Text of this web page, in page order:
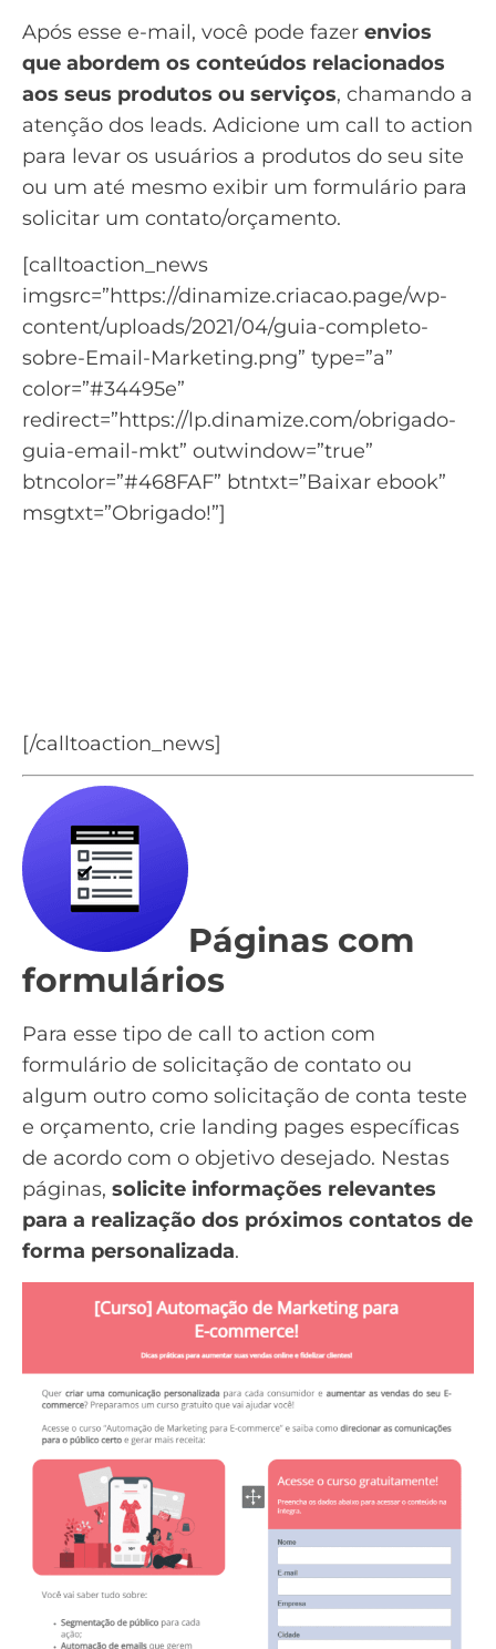
Após esse e-mail, você pode fazer envios
que abordem os conteúdos relacionados
aos seus produtos ou serviços, chamando a
atenção dos leads. Adicione um call to action
para levar os usuários a produtos do seu site
ou um até mesmo exibir um formulário para
solicitar um contato/orçamento.
[calltoaction_news
imgsrc=”https://dinamize.criacao.page/wp-
content/uploads/2021/04/guia-completo-
sobre-Email-Marketing.png” type=”a”
color=”#34495e”
redirect=”https://lp.dinamize.com/obrigado-
guia-email-mkt” outwindow=”true”
btncolor=”#468FAF” btntxt=”Baixar ebook”
msgtxt=”Obrigado!”]
[/calltoaction_news]
Páginas com
formulários
Para esse tipo de call to action com
formulário de solicitação de contato ou
algum outro como solicitação de conta teste
e orçamento, crie landing pages específicas
de acordo com o objetivo desejado. Nestas
páginas, solicite informações relevantes
para a realização dos próximos contatos de
forma personalizada.